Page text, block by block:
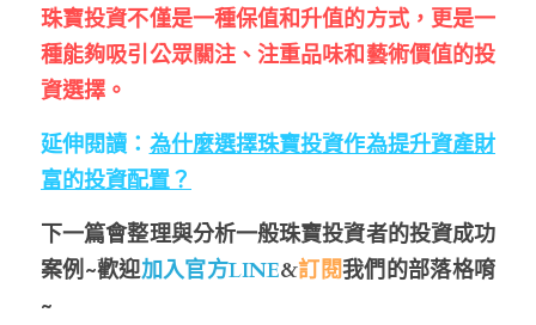
珠寶投資不僅是一種保值和升值的方式，更是一
種能夠吸引公眾關注、注重品味和藝術價值的投
資選擇。
延伸閱讀： 為什麼選擇珠寶投資作為提升資產財
富的投資配置？
下一篇會整理與分析一般珠寶投資者的投資成功
案例~歡迎加入官方LINE&訂閱我們的部落格唷
~